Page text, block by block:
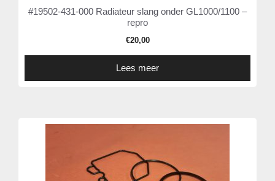
#19502-431-000 Radiateur slang onder GL1000/1100 –
repro
€20,00
Lees meer